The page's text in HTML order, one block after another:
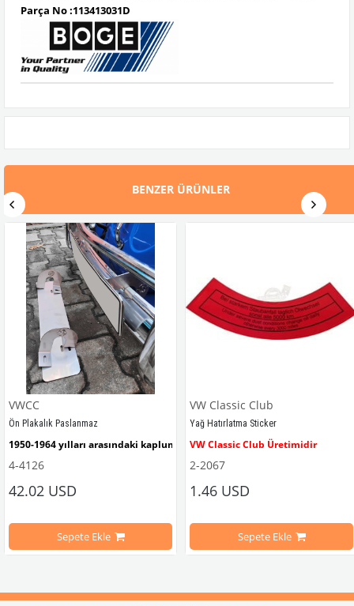
Parça No :113413031D
BENZER ÜRÜNLER
VWCC
Ön Plakalık Paslanmaz
1950-1964 yılları arasındaki kaplumbağa modelleri ile uyumludur.
4-4126
42.02 USD
Sepete Ekle
VW Classic Club
Yağ Hatırlatma Sticker
VW Classic Club Üretimidir
2-2067
1.46 USD
Sepete Ekle